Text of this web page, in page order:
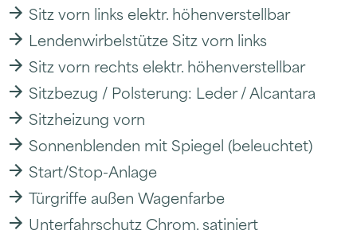
Sitz vorn links elektr. höhenverstellbar
Lendenwirbelstütze Sitz vorn links
Sitz vorn rechts elektr. höhenverstellbar
Sitzbezug / Polsterung: Leder / Alcantara
Sitzheizung vorn
Sonnenblenden mit Spiegel (beleuchtet)
Start/Stop-Anlage
Türgriffe außen Wagenfarbe
Unterfahrschutz Chrom. satiniert